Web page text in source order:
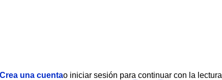
Crea una cuentao iniciar sesión para continuar con la lectura